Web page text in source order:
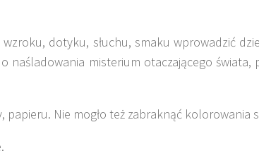
dotyku, słuchu, smaku wprowadzić
naśladowania misterium otaczającego
papieru. Nie mogło też zabraknąć kolorowania